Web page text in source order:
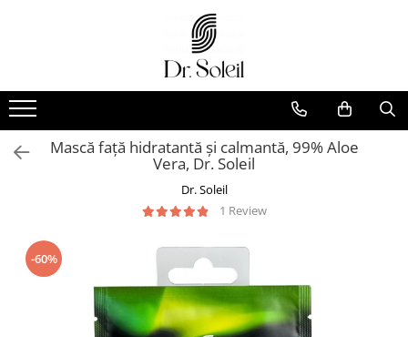
Mască față hidratantă și calmantă, 99% Aloe
Vera, Dr. Soleil
Dr. Soleil
1 Review
-60%